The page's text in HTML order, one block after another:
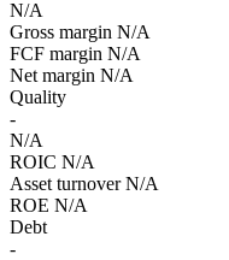
N/A
Gross margin N/A
FCF margin N/A
Net margin N/A
Quality
-
N/A
ROIC N/A
Asset turnover N/A
ROE N/A
Debt
-